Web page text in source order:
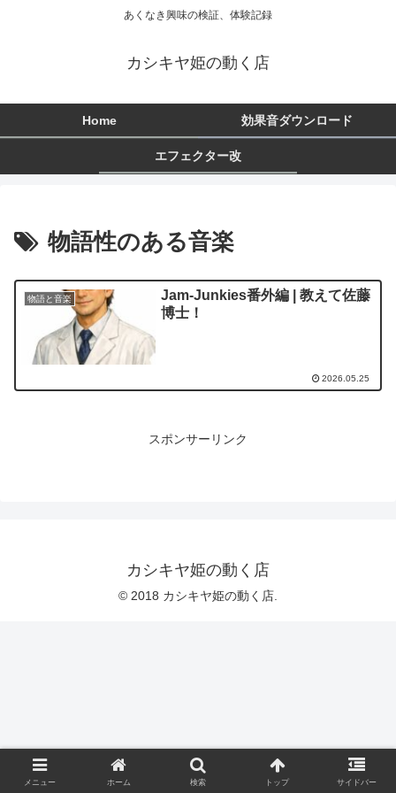
あくなき興味の検証、体験記録
カシキヤ姫の動く店
Home 効果音ダウンロード
エフェクター改
物語性のある音楽
物語と音楽
Jam-Junkies番外編 | 教えて佐藤
博士！
2026.05.25
スポンサーリンク
カシキヤ姫の動く店
© 2018 カシキヤ姫の動く店.
メニュー ホーム 検索 トップ サイドバー